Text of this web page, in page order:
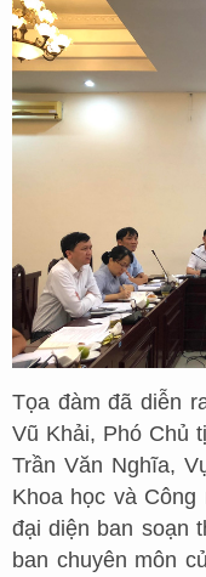
Tọa đàm đã diễn
Vũ Khải, Phó Chủ
Trần Văn Nghĩa,
Khoa học và
đại diện ban soạn
ban chuyên môn